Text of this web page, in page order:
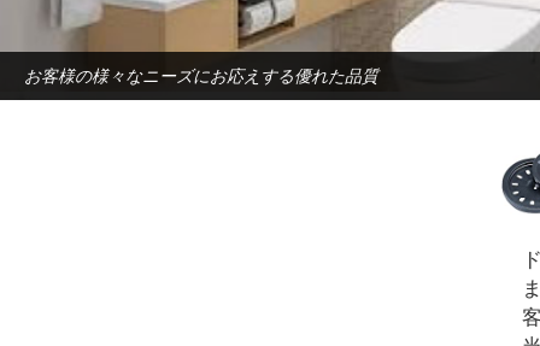
お客様の様々なニーズにお応えする優れた品質